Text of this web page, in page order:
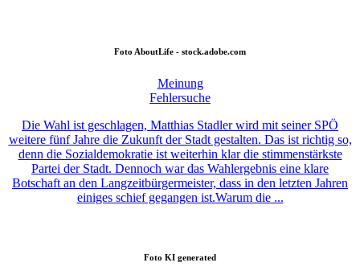
Foto AboutLife - stock.adobe.com
Meinung
Fehlersuche
Die Wahl ist geschlagen, Matthias Stadler wird mit seiner SPÖ
weitere fünf Jahre die Zukunft der Stadt gestalten. Das ist richtig so,
denn die Sozialdemokratie ist weiterhin klar die stimmenstärkste
Partei der Stadt. Dennoch war das Wahlergebnis eine klare
Botschaft an den Langzeitbürgermeister, dass in den letzten Jahren
einiges schief gegangen ist.Warum die ...
Foto KI generated